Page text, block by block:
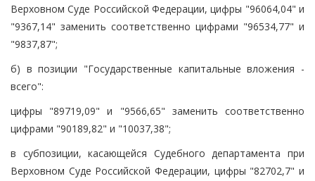
Верховном Суде Российской Федерации, цифры "96064,04" и
"9367,14" заменить соответственно цифрами "96534,77" и
"9837,87";
б) в позиции "Государственные капитальные вложения -
всего":
цифры "89719,09" и "9566,65" заменить соответственно
цифрами "90189,82" и "10037,38";
в субпозиции, касающейся Судебного департамента при
Верховном Суде Российской Федерации, цифры "82702,7" и